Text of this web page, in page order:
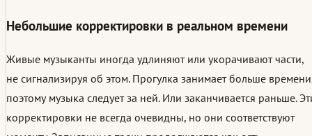
Небольшие корректировки в реальном времени
Живые музыканты иногда удлиняют или укорачивают части,
не сигнализируя об этом. Прогулка занимает больше
поэтому музыка следует за ней. Или заканчивается раньше.
корректировки не всегда очевидны, но они соответствуют